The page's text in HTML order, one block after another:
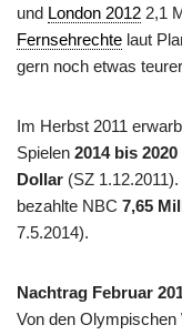
und London 2012 2,1
Fernsehrechte laut
gern noch etwas
Im Herbst 2011
Spielen 2014 bis 2020
Dollar (SZ
bezahlte NBC 7,65
7.5.2014).
Nachtrag Februar
Von den